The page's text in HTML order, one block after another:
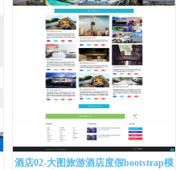
酒店02-大图旅游酒店度假bootstrap模